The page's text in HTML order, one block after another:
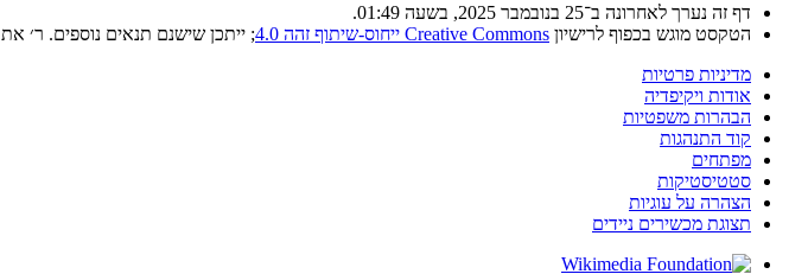
דף זה נערך לאחרונה ב־25 בנובמבר 2025, בשעה 01:49.
הטקסט מוגש בכפוף לרישיון Creative Commons ייחוס-שיתוף זהה 4.0 ; ייתכן שישנם תנאים נוספים. ר׳ את
מדיניות פרטיות
אודות ויקיפדיה
הבהרות משפטיות
קוד התנהגות
מפתחים
סטטיסטיקות
הצהרה על עוגיות
תצוגת מכשירים ניידים